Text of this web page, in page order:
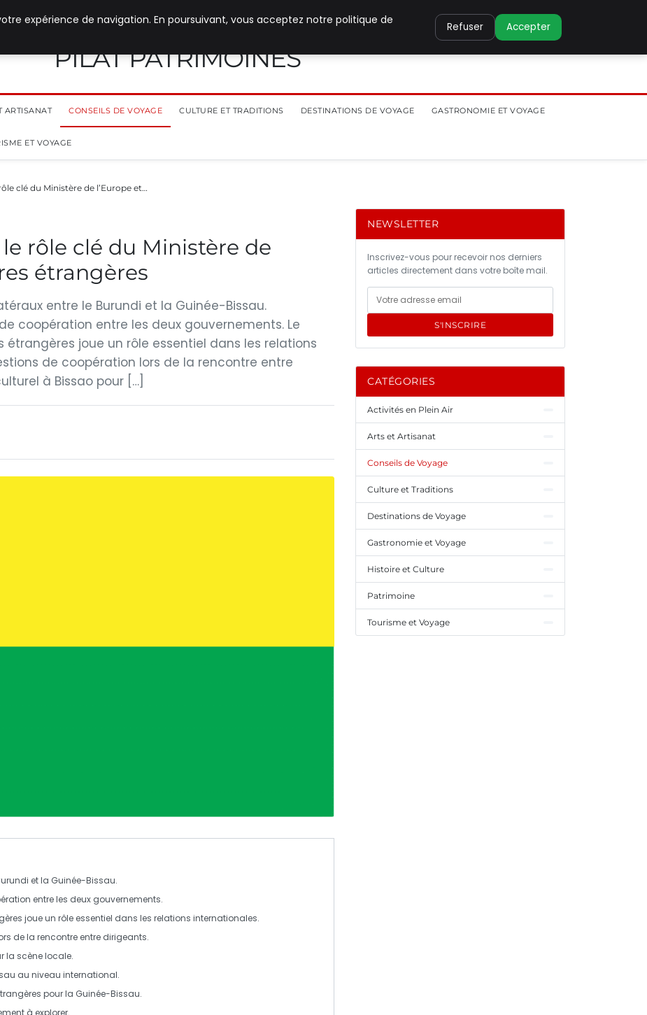
PILAT PATRIMOINES
ARTISANAT CONSEILS DE VOYAGE CULTURE ET TRADITIONS DESTINATIONS DE VOYAGE GASTRONOMIE ET VOYAGE
ET VOYAGE
clé du Ministère de l’Europe et…
rôle clé du Ministère de
étrangères
entre le Burundi et la Guinée-Bissau.
coopération entre les deux gouvernements. Le
étrangères joue un rôle essentiel dans les relations
de coopération lors de la rencontre entre
à Bissao pour […]
et la Guinée-Bissau.
entre les deux gouvernements.
joue un rôle essentiel dans les relations internationales.
de la rencontre entre dirigeants.
la scène locale.
au niveau international.
pour la Guinée-Bissau.
NEWSLETTER
Inscrivez-vous pour recevoir nos derniers
articles directement dans votre boîte mail.
S'INSCRIRE
CATÉGORIES
Activités en Plein Air
Arts et Artisanat
Conseils de Voyage
Culture et Traditions
Destinations de Voyage
Gastronomie et Voyage
Histoire et Culture
Patrimoine
Tourisme et Voyage
expérience de navigation. En poursuivant, vous acceptez notre politique de
Refuser Accepter